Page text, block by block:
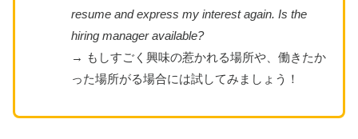
resume and express my interest again. Is the
hiring manager available?
→ もしすごく興味の惹かれる場所や、働きたか
った場所がる場合には試してみましょう！